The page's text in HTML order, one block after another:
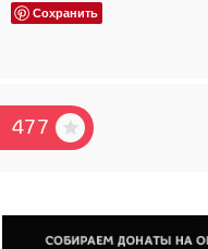
Сохранить
477